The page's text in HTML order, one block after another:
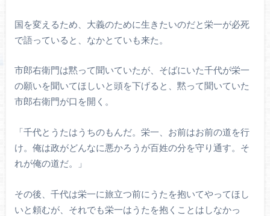
国を変えるため、大義のために生きたいのだと栄一が必死
で語っていると、なかとていも来た。
市郎右衛門は黙って聞いていたが、そばにいた千代が栄一
の願いを聞いてほしいと頭を下げると、黙って聞いていた
市郎右衛門が口を開く。
「千代とうたはうちのもんだ。栄一、お前はお前の道を行
け。俺は政がどんなに悪かろうが百姓の分を守り通す。そ
れが俺の道だ。」
その後、千代は栄一に旅立つ前にうたを抱いてやってほし
いと頼むが、それでも栄一はうたを抱くことはしなかっ